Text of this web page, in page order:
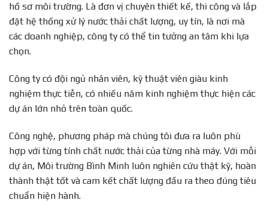
hồ sơ môi trường. Là đơn vị chuyên thiết kế, thi công và lắp
đặt hệ thống xử lý nước thải chất lượng, uy tín, là nơi mà
các doanh nghiệp, công ty có thể tin tưởng an tâm khi lựa
chọn.
Công ty có đội ngủ nhân viên, kỹ thuật viên giàu kinh
nghiệm thực tiễn, có nhiều năm kinh nghiệm thực hiện các
dự án lớn nhỏ trên toàn quốc.
Công nghệ, phương pháp mà chúng tôi đưa ra luôn phù
hợp với từng tính chất nước thải của từng nhà máy. Với mỗi
dự án, Môi trường Bình Minh luôn nghiên cứu thật kỹ, hoàn
thành thật tốt và cam kết chất lượng đầu ra theo đúng tiêu
chuẩn hiện hành.